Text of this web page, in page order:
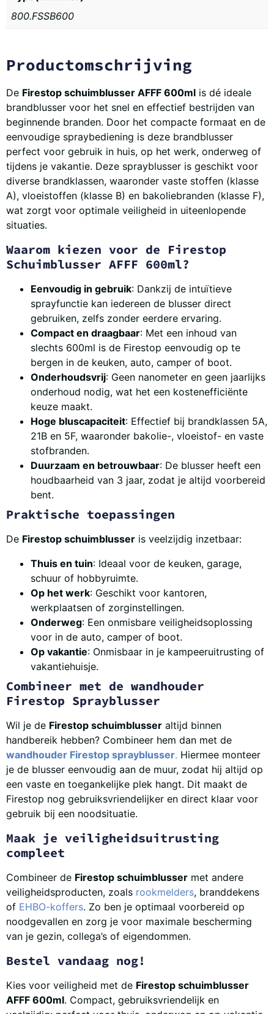
800.FSSB600
Productomschrijving
De Firestop schuimblusser AFFF 600ml is dé ideale
brandblusser voor het snel en effectief bestrijden van
beginnende branden. Door het compacte formaat en de
eenvoudige spraybediening is deze brandblusser
perfect voor gebruik in huis, op het werk, onderweg of
tijdens je vakantie. Deze sprayblusser is geschikt voor
diverse brandklassen, waaronder vaste stoffen (klasse
A), vloeistoffen (klasse B) en bakoliebranden (klasse F),
wat zorgt voor optimale veiligheid in uiteenlopende
situaties.
Waarom kiezen voor de Firestop
Schuimblusser AFFF 600ml?
Eenvoudig in gebruik: Dankzij de intuïtieve
sprayfunctie kan iedereen de blusser direct
gebruiken, zelfs zonder eerdere ervaring.
Compact en draagbaar: Met een inhoud van
slechts 600ml is de Firestop eenvoudig op te
bergen in de keuken, auto, camper of boot.
Onderhoudsvrij: Geen nanometer en geen jaarlijks
onderhoud nodig, wat het een kostenefficiënte
keuze maakt.
Hoge bluscapaciteit: Effectief bij brandklassen 5A,
21B en 5F, waaronder bakolie-, vloeistof- en vaste
stofbranden.
Duurzaam en betrouwbaar: De blusser heeft een
houdbaarheid van 3 jaar, zodat je altijd voorbereid
bent.
Praktische toepassingen
De Firestop schuimblusser is veelzijdig inzetbaar:
Thuis en tuin: Ideaal voor de keuken, garage,
schuur of hobbyruimte.
Op het werk: Geschikt voor kantoren,
werkplaatsen of zorginstellingen.
Onderweg: Een onmisbare veiligheidsoplossing
voor in de auto, camper of boot.
Op vakantie: Onmisbaar in je kampeeruitrusting of
vakantiehuisje.
Combineer met de wandhouder
Firestop Sprayblusser
Wil je de Firestop schuimblusser altijd binnen
handbereik hebben? Combineer hem dan met de
wandhouder Firestop sprayblusser. Hiermee monteer
je de blusser eenvoudig aan de muur, zodat hij altijd op
een vaste en toegankelijke plek hangt. Dit maakt de
Firestop nog gebruiksvriendelijker en direct klaar voor
gebruik bij een noodsituatie.
Maak je veiligheidsuitrusting
compleet
Combineer de Firestop schuimblusser met andere
veiligheidsproducten, zoals rookmelders, branddekens
of EHBO-koffers. Zo ben je optimaal voorbereid op
noodgevallen en zorg je voor maximale bescherming
van je gezin, collega’s of eigendommen.
Bestel vandaag nog!
Kies voor veiligheid met de Firestop schuimblusser
AFFF 600ml. Compact, gebruiksvriendelijk en